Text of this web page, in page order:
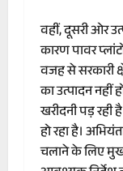
वहीं, दूसरी ओर
कारण पावर
वजह से सरकारी
का उत्पादन नहीं
खरीदनी पड़ रही
हो रहा है।
चलाने के लिए